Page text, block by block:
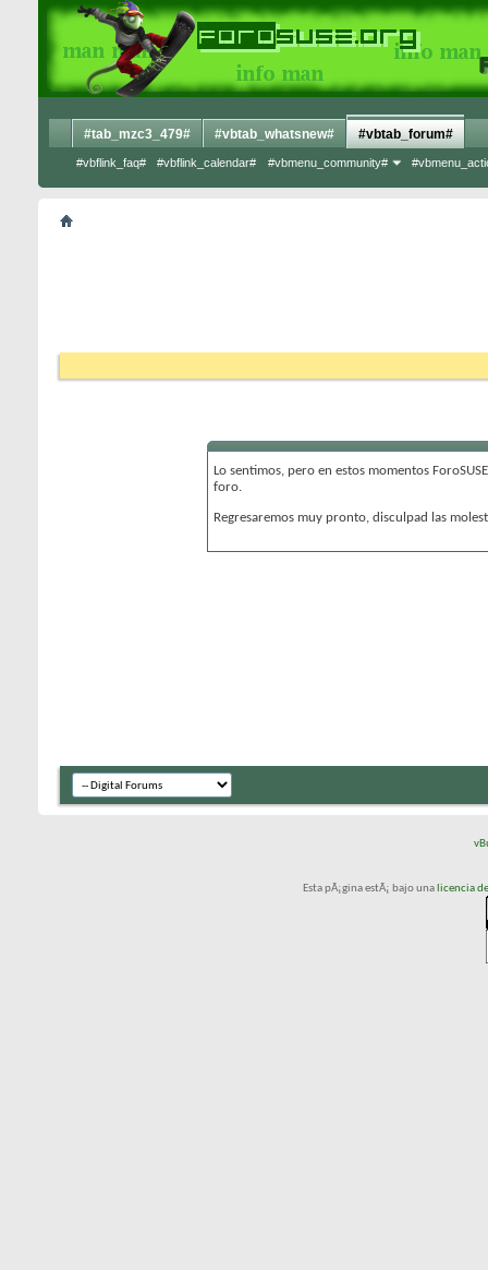
#tab_mzc3_479# #vbtab_whatsnew# #vbtab_forum#
#vbflink_faq# #vbflink_calendar# #vbmenu_community#
Lo sentimos, pero en estos momentos
foro.
Regresaremos muy pronto, disculpad las
Esta pÃ¡gina estÃ¡ bajo una licencia